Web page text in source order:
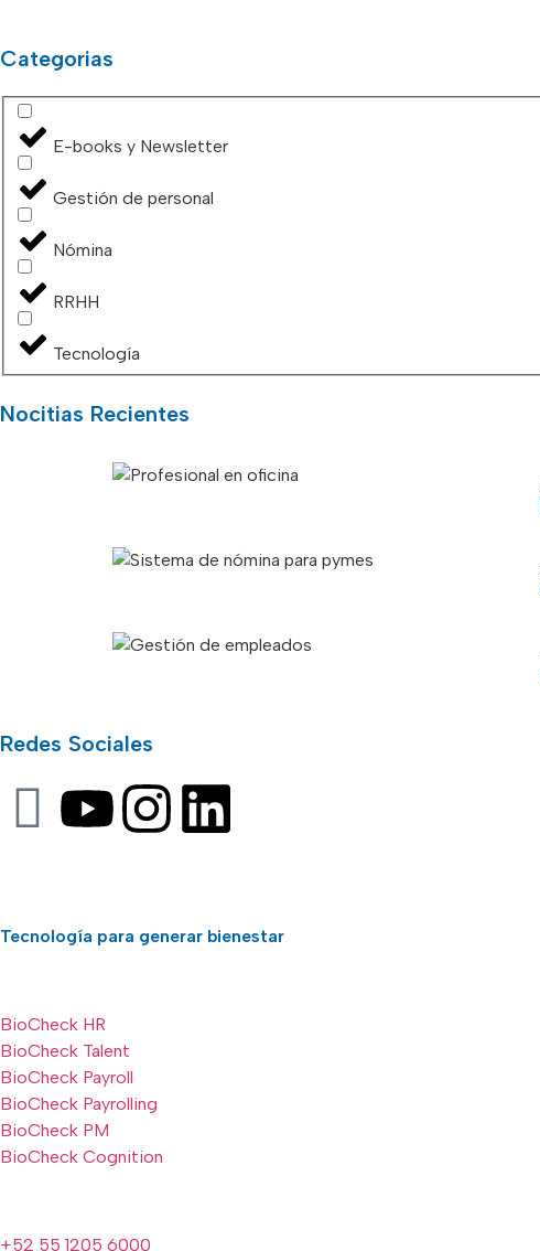
Categorias
E-books y Newsletter
Gestión de personal
Nómina
RRHH
Tecnología
Nocitias Recientes
Redes Sociales
Tecnología para generar bienestar
BioCheck HR
BioCheck Talent
BioCheck Payroll
BioCheck Payrolling
BioCheck PM
BioCheck Cognition
+52 55 1205 6000